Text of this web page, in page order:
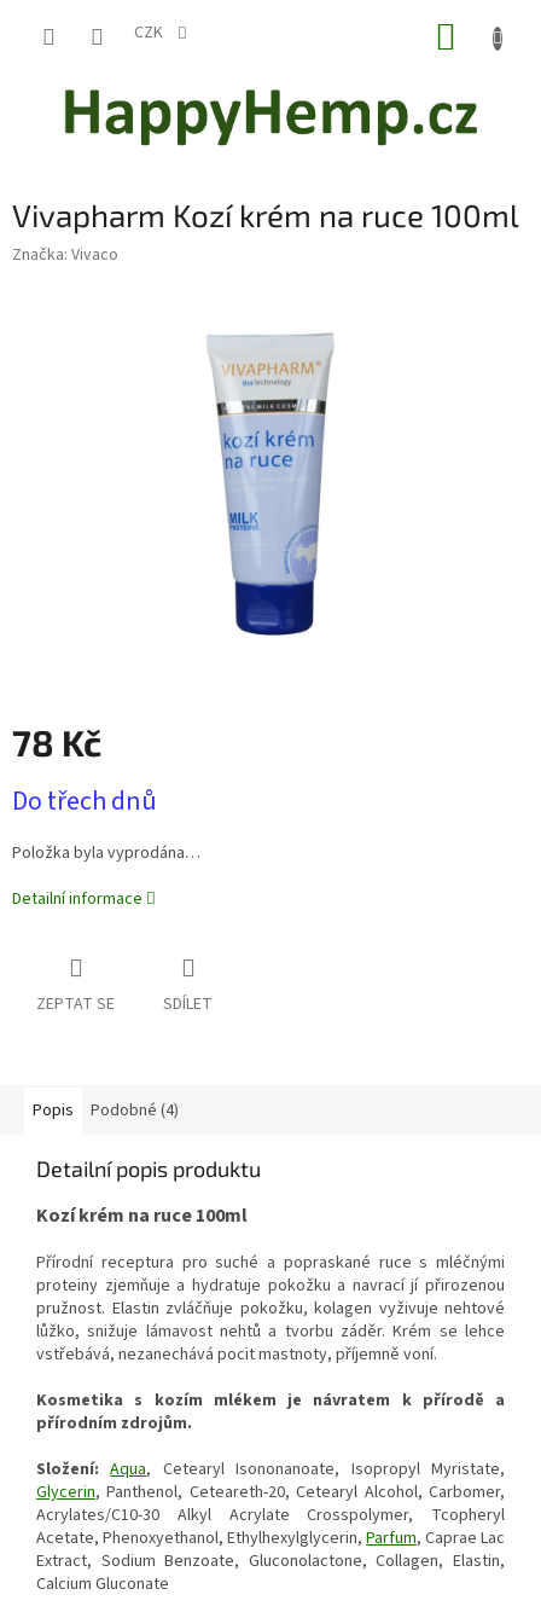
CZK
Vivapharm Kozí krém na ruce 100ml
Značka: Vivaco
78 Kč
cena:
Do třech dnů
Položka byla vyprodána…
Detailní informace
ZEPTAT SE SDÍLET
Popis Podobné (4)
Detailní popis produktu
Kozí krém na ruce 100ml
Přírodní receptura pro suché a popraskané ruce s mléčnými
proteiny zjemňuje a hydratuje pokožku a navrací jí přirozenou
pružnost. Elastin zvláčňuje pokožku, kolagen vyživuje nehtové
lůžko, snižuje lámavost nehtů a tvorbu záděr. Krém se lehce
vstřebává, nezanechává pocit mastnoty, příjemně voní.
Kosmetika s kozím mlékem je návratem k přírodě a
přírodním zdrojům.
Složení: Aqua, Cetearyl Isononanoate, Isopropyl Myristate,
Glycerin, Panthenol, Ceteareth-20, Cetearyl Alcohol, Carbomer,
Acrylates/C10-30 Alkyl Acrylate Crosspolymer, Tcopheryl
Acetate, Phenoxyethanol, Ethylhexylglycerin, Parfum, Caprae Lac
Extract, Sodium Benzoate, Gluconolactone, Collagen, Elastin,
Calcium Gluconate